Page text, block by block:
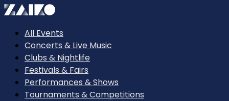
All Events
Concerts & Live Music
Clubs & Nightlife
Festivals & Fairs
Performances & Shows
Tournaments & Competitions